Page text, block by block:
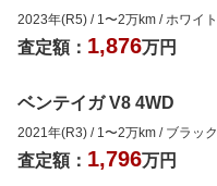
2023年(R5) / 1 〜2万km / ホワイト
査定額： 1,876万円
ベンテイガ V8 4WD
2021年(R3) / 1 〜2万km / ブラック
査定額： 1,796万円